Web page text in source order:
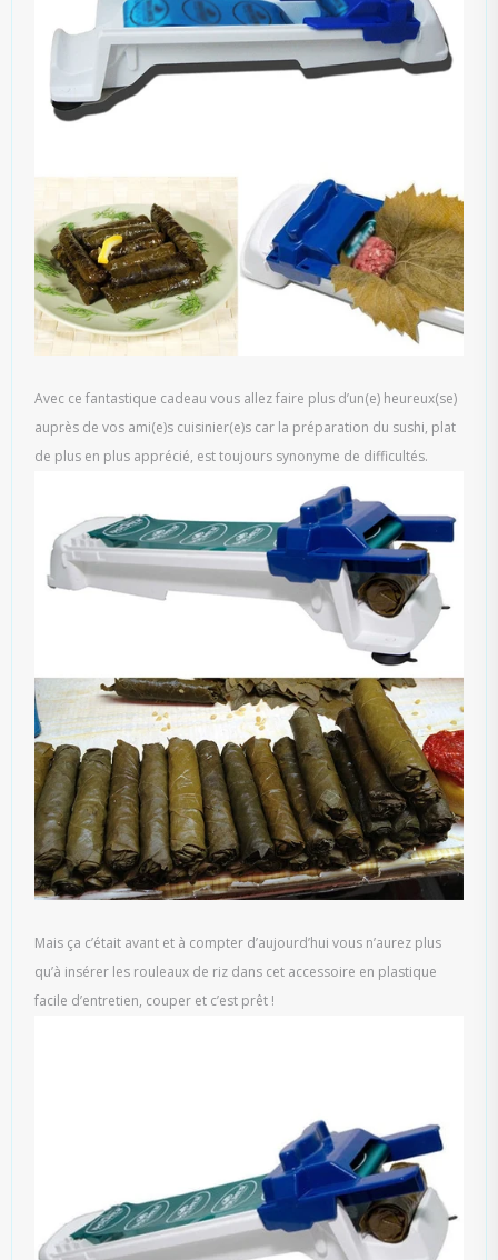
Avec ce fantastique cadeau vous allez faire plus d’un(e) heureux(se)
auprès de vos ami(e)s cuisinier(e)s car la préparation du sushi, plat
de plus en plus apprécié, est toujours synonyme de difficultés.
Mais ça c’était avant et à compter d’aujourd’hui vous n’aurez plus
qu’à insérer les rouleaux de riz dans cet accessoire en plastique
facile d’entretien, couper et c’est prêt !